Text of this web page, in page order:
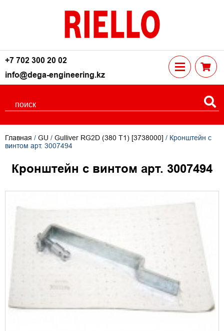
+7 702 300 20 02
info@dega-engineering.kz
Главная / GU / Gulliver RG2D (380 T1) [3738000] / Кронштейн с
винтом арт. 3007494
Кронштейн с винтом арт. 3007494